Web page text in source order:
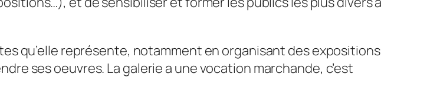
qu’elle représente, notamment en organisant des expositions
ses oeuvres. La galerie a une vocation marchande, c’est